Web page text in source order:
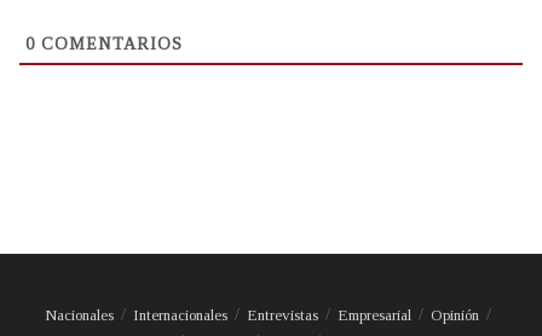
0 COMENTARIOS
Nacionales Internacionales Entrevistas Empresarial
Opinión